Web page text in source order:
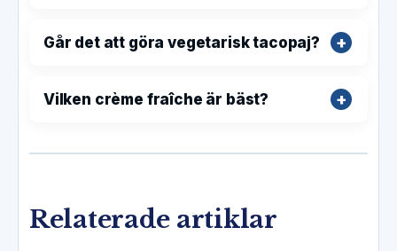
Går det att göra vegetarisk tacopaj?
Vilken crème fraîche är bäst?
Relaterade artiklar